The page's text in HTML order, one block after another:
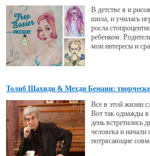
В детстве я и
шила, и училась
росла
ребенком.
мои интересы и
книгу
удивительно
иллюстрациями
Книжка меня
Толиб Шахиди & Мехди Бемани:
Все в этой жизни
Вот так однажды
день встретились
человека и начали
потрясающие